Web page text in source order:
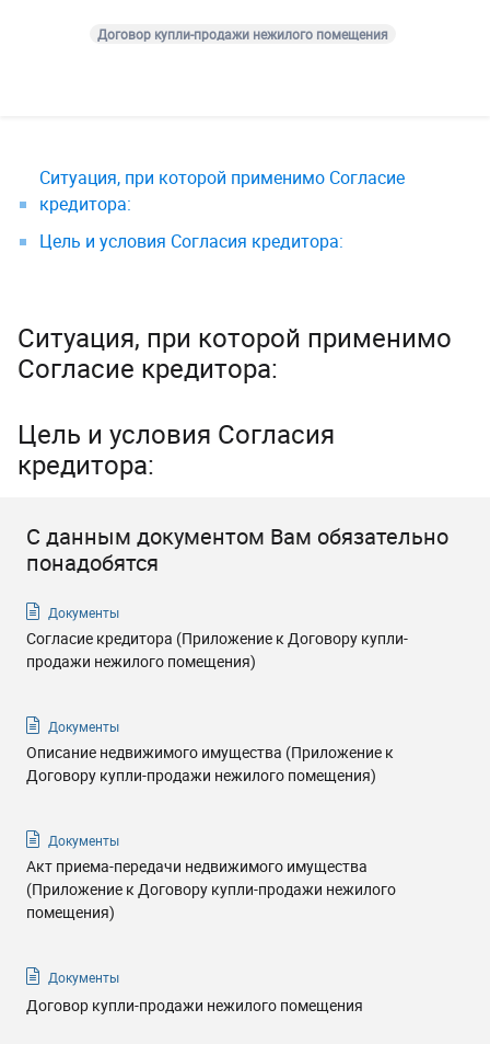
Договор купли-продажи нежилого помещения
Ситуация, при которой применимо Согласие
кредитора:
Цель и условия Согласия кредитора:
Ситуация, при которой применимо
Согласие кредитора:
Цель и условия Согласия
кредитора:
С данным документом Вам обязательно
понадобятся
Документы
Согласие кредитора (Приложение к Договору купли-
продажи нежилого помещения)
Документы
Описание недвижимого имущества (Приложение к
Договору купли-продажи нежилого помещения)
Документы
Акт приема-передачи недвижимого имущества
(Приложение к Договору купли-продажи нежилого
помещения)
Документы
Договор купли-продажи нежилого помещения